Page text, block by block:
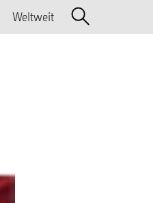
Weltweit